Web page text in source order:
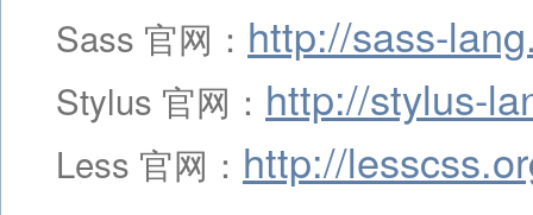
Sass 官网： http://sass-
Stylus 官网： http://stylus-
Less 官网： http://